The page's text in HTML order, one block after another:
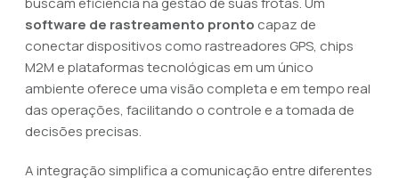
software de rastreamento pronto capaz de
conectar dispositivos como rastreadores GPS, chips
M2M e plataformas tecnológicas em um único
ambiente oferece uma visão completa e em tempo real
das operações, facilitando o controle e a tomada de
decisões precisas.
A integração simplifica a comunicação entre diferentes